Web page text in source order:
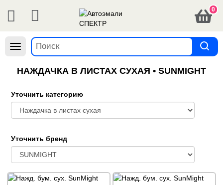
0
Навигация
НАЖДАЧКА В ЛИСТАХ СУХАЯ • SUNMIGHT
Уточнить категорию
Уточнить бренд